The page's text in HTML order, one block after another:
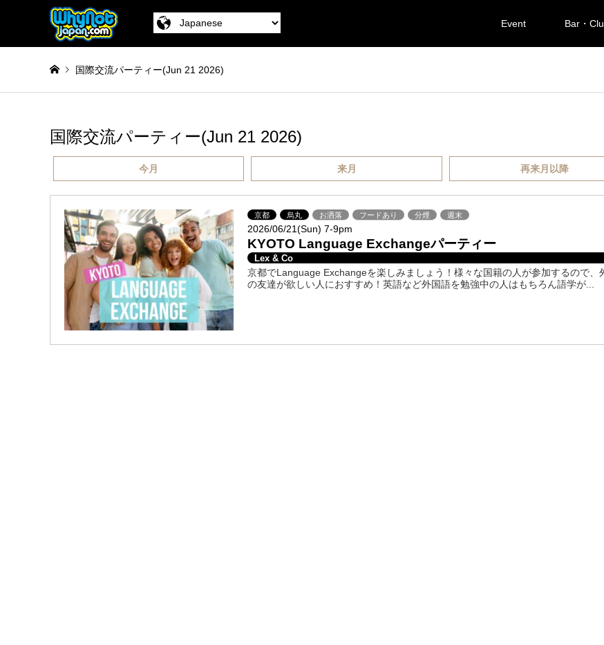
Event Bar・
国際交流パーティー(Jun 21 2026)
国際交流パーティー(Jun 21 2026)
今月 来月 再来月以降
京都 烏丸 お洒落 フードあり 分煙 週末
2026/06/21(Sun) 7-9pm
KYOTO Language Exchangeパーティー
Lex & Co
京都でLanguage Exchangeを楽しみましょう！様々な国籍の人が参加するので、
の友達が欲しい人におすすめ！英語など外国語を勉強中の人はもちろん語学が...